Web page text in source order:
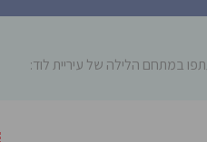
במתחם הלילה של עיריית לוד: